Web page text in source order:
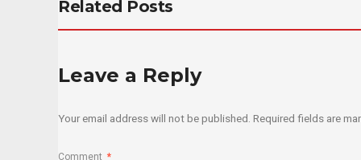
Related Posts
Leave a Reply
Your email address will not be published. Required fields are
Comment *